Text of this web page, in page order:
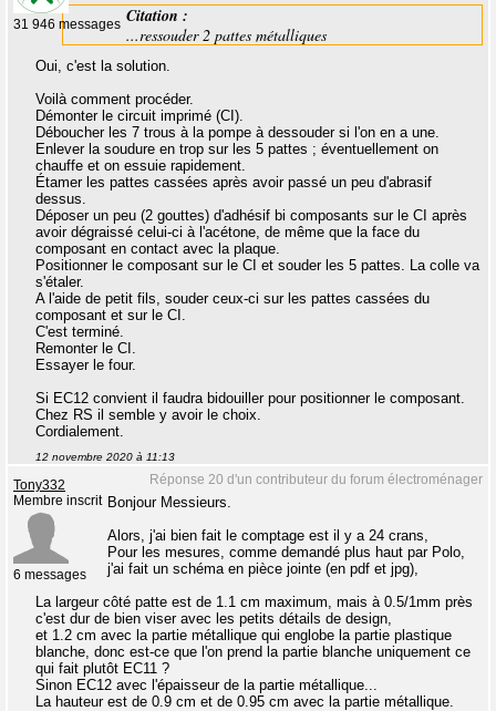
31 946 messages Citation :
...ressouder 2 pattes métalliques
Oui, c'est la solution.
Voilà comment procéder.
Démonter le circuit imprimé (CI).
Déboucher les 7 trous à la pompe à dessouder si l'on en a une.
Enlever la soudure en trop sur les 5 pattes ; éventuellement on
chauffe et on essuie rapidement.
Étamer les pattes cassées après avoir passé un peu d'abrasif
dessus.
Déposer un peu (2 gouttes) d'adhésif bi composants sur le CI après
avoir dégraissé celui-ci à l'acétone, de même que la face du
composant en contact avec la plaque.
Positionner le composant sur le CI et souder les 5 pattes. La colle va
s'étaler.
A l'aide de petit fils, souder ceux-ci sur les pattes cassées du
composant et sur le CI.
C'est terminé.
Remonter le CI.
Essayer le four.
Si EC12 convient il faudra bidouiller pour positionner le composant.
Chez RS il semble y avoir le choix.
Cordialement.
12 novembre 2020 à 11:13
Réponse 20 d'un contributeur du forum électroménager
Tony332
Membre inscrit
6 messages
Bonjour Messieurs.
Alors, j'ai bien fait le comptage est il y a 24 crans,
Pour les mesures, comme demandé plus haut par Polo,
j'ai fait un schéma en pièce jointe (en pdf et jpg),
La largeur côté patte est de 1.1 cm maximum, mais à 0.5/1mm près
c'est dur de bien viser avec les petits détails de design,
et 1.2 cm avec la partie métallique qui englobe la partie plastique
blanche, donc est-ce que l'on prend la partie blanche uniquement ce
qui fait plutôt EC11 ?
Sinon EC12 avec l'épaisseur de la partie métallique...
La hauteur est de 0.9 cm et de 0.95 cm avec la partie métallique.